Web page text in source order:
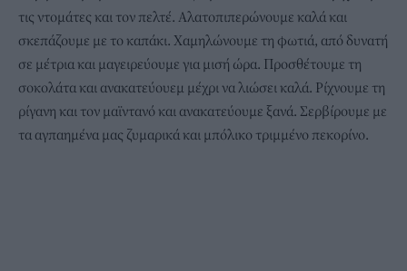
τις ντομάτες και τον πελτέ. Αλατοπιπερώνουμε καλά και
σκεπάζουμε με το καπάκι. Χαμηλώνουμε τη φωτιά, από δυνατή
σε μέτρια και μαγειρεύουμε για μισή ώρα. Προσθέτουμε τη
σοκολάτα και ανακατεύουεμ μέχρι να λιώσει καλά. Ρίχνουμε τη
ρίγανη και τον μαϊντανό και ανακατεύουμε ξανά. Σερβίρουμε με
τα αγπαημένα μας ζυμαρικά και μπόλικο τριμμένο πεκορίνο.